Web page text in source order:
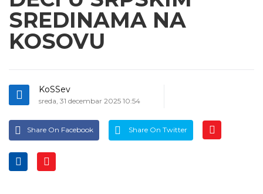
SREDINAMA NA
KOSOVU
KoSSev
sreda, 31 decembar 2025 10:54
Share On Facebook Share On Twitter